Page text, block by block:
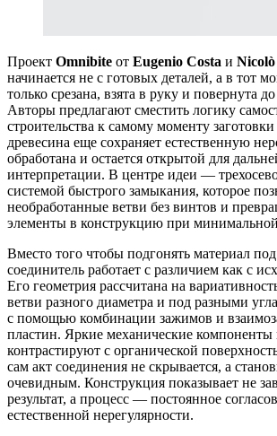
Проект Omnibite от Eugenio Costa и
начинается не с готовых деталей, а в тот
только срезана, взята в руку и повернута
Авторы предлагают сместить логику
строительства к самому моменту заготовки
древесина еще сохраняет естественную
обработана и остается открытой для
интерпретации. В центре идеи —
системой быстрого замыкания, которое
необработанные ветви без винтов и
элементы в конструкцию при
Вместо того чтобы подгонять материал
соединитель работает с различием как с
Его геометрия рассчитана на
ветви разного диаметра и под разными
с помощью комбинации зажимов и
пластин. Яркие механические компоненты
контрастируют с органической
сам акт соединения не скрывается, а
очевидным. Конструкция показывает не
результат, а процесс — постоянное
естественной нерегулярности.